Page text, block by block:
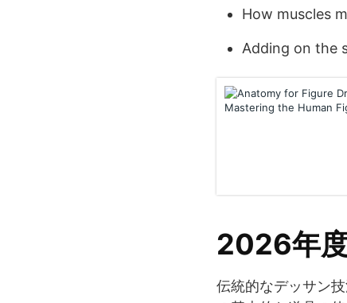
How muscles
Adding on the
2026年
伝統的なデッサン